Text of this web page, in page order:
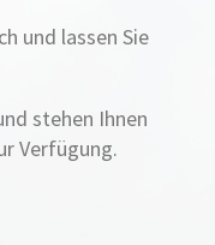
und lassen Sie
stehen Ihnen
Verfügung.